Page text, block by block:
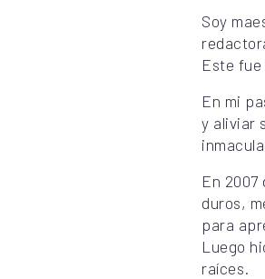
Soy
Este
En mi
y aliviar
En
duros,
para
Luego
raíces.